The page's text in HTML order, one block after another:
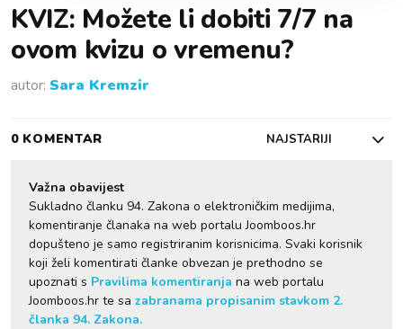
KVIZ: Možete li dobiti 7/7 na
ovom kvizu o vremenu?
autor: Sara Kremzir
0 KOMENTAR NAJSTARIJI
Važna obavijest
Sukladno članku 94. Zakona o elektroničkim medijima,
komentiranje članaka na web portalu Joomboos.hr
dopušteno je samo registriranim korisnicima. Svaki korisnik
koji želi komentirati članke obvezan je prethodno se
upoznati s Pravilima komentiranja na web portalu
Joomboos.hr te sa zabranama propisanim stavkom 2.
članka 94. Zakona.